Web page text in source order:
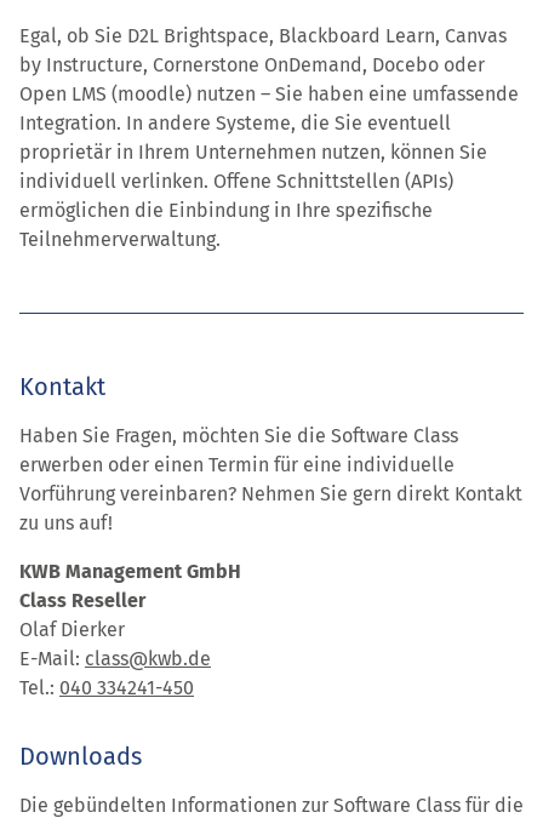
Egal, ob Sie D2L Brightspace, Blackboard Learn, Canvas
by Instructure, Cornerstone OnDemand, Docebo oder
Open LMS (moodle) nutzen – Sie haben eine umfassende
Integration. In andere Systeme, die Sie eventuell
proprietär in Ihrem Unternehmen nutzen, können Sie
individuell verlinken. Offene Schnittstellen (APIs)
ermöglichen die Einbindung in Ihre spezifische
Teilnehmerverwaltung.
Kontakt
Haben Sie Fragen, möchten Sie die Software Class
erwerben oder einen Termin für eine individuelle
Vorführung vereinbaren? Nehmen Sie gern direkt Kontakt
zu uns auf!
KWB Management GmbH
Class Reseller
Olaf Dierker
E-Mail: class@kwb.de
Tel.: 040 334241-450
Downloads
Die gebündelten Informationen zur Software Class für die